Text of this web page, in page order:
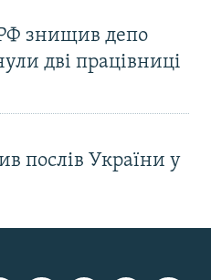
знищив депо
дві працівниці
послів України у